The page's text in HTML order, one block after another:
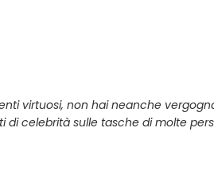
virtuosi, non hai neanche
celebrità sulle tasche di molte